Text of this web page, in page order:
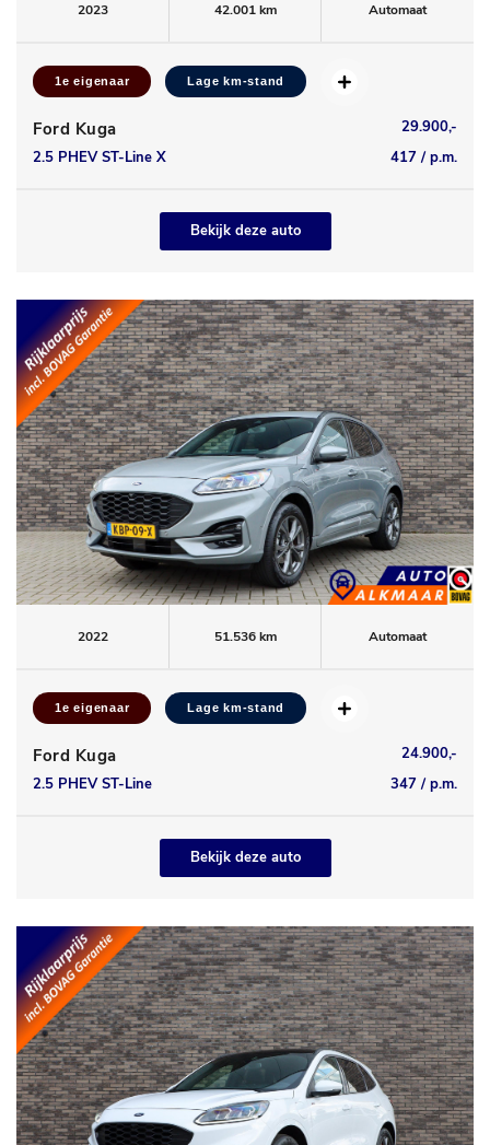
2023 42.001 km Automaat
1e eigenaar Lage km-stand
Ford Kuga
29.900,-
2.5 PHEV ST-Line X
417 / p.m.
Bekijk deze auto
2022 51.536 km Automaat
1e eigenaar Lage km-stand
Ford Kuga
24.900,-
2.5 PHEV ST-Line
347 / p.m.
Bekijk deze auto